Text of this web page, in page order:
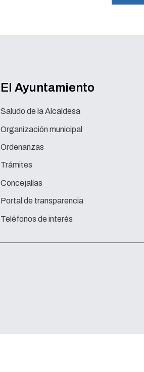
El Ayuntamiento
Saludo de la Alcaldesa
Organización municipal
Ordenanzas
Trámites
Concejalías
Portal de transparencia
Teléfonos de interés